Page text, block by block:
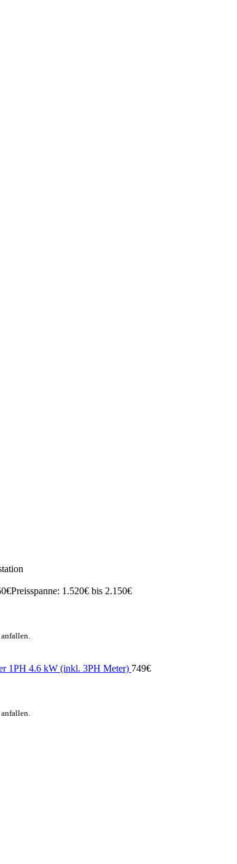
€Preisspanne: 1.520€ bis 2.150€
1PH 4.6 kW (inkl. 3PH Meter) 749€